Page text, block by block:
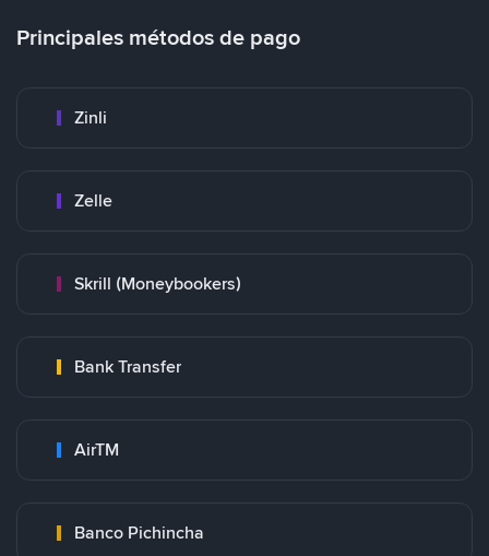
Principales métodos de pago
Zinli
Zelle
Skrill (Moneybookers)
Bank Transfer
AirTM
Banco Pichincha